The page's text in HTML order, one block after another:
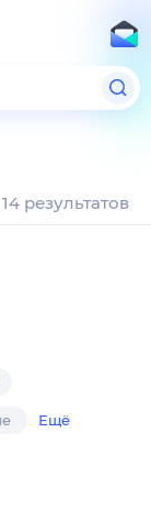
результатов
Ещё